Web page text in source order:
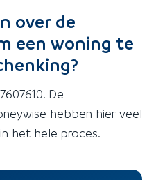
over de
een woning te
De
hebben hier veel
het hele proces.